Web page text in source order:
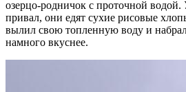
озерцо-родничок с проточной
привал, они едят сухие рисовые
вылил свою топленную воду и
намного вкуснее.